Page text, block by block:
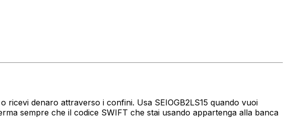
denaro attraverso i confini. Usa SEIOGB2LS15 quando vuoi
sempre che il codice SWIFT che stai usando appartenga alla banca